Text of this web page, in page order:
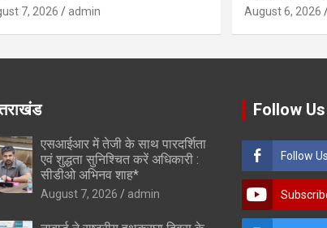
7, 2026 admin August 6, 2026
एसआईआर में तेजी के साथ पारदर्शिता
एवं शुद्धता सुनिश्चित करें अधिकारी :
सीडीओ अभिनव शाह*
August 7, 2026 admin
Follow Us
Follow